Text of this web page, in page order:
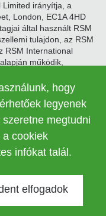
Limited irányítja, a
London, EC1A 4HD
által használt RSM
tulajdon, az RSM
RSM International
működik,
hogy
legyenek
megtudni
a cookiek
infókat talál.
elfogadok